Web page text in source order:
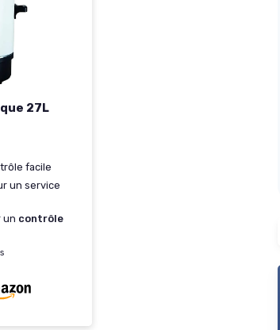
27L
facile
un service
un contrôle